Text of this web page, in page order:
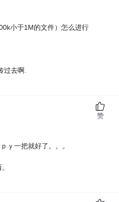
小于1M的文件）怎么进行
过去啊.
ｙ一把就好了。。。
赞